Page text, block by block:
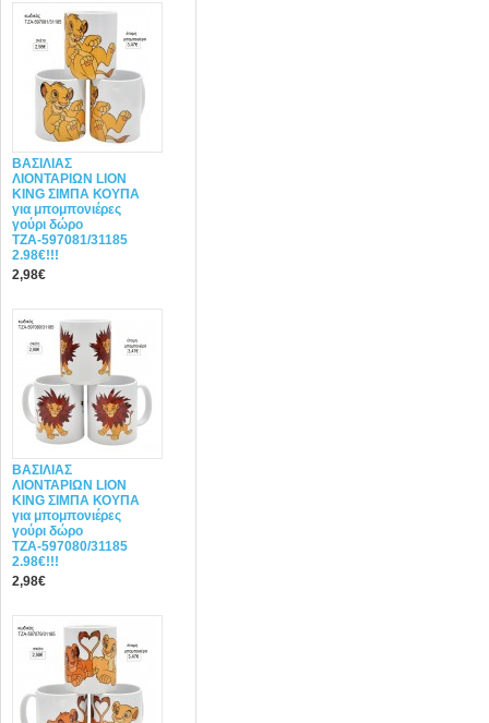
ΒΑΣΙΛΙΑΣ
ΛΙΟΝΤΑΡΙΩΝ LION
KING ΣΙΜΠΑ ΚΟΥΠΑ
για μπομπονιέρες
γούρι δώρο
ΤΖΑ-597081/31185
2.98€!!!
2,98€
ΒΑΣΙΛΙΑΣ
ΛΙΟΝΤΑΡΙΩΝ LION
KING ΣΙΜΠΑ ΚΟΥΠΑ
για μπομπονιέρες
γούρι δώρο
ΤΖΑ-597080/31185
2.98€!!!
2,98€